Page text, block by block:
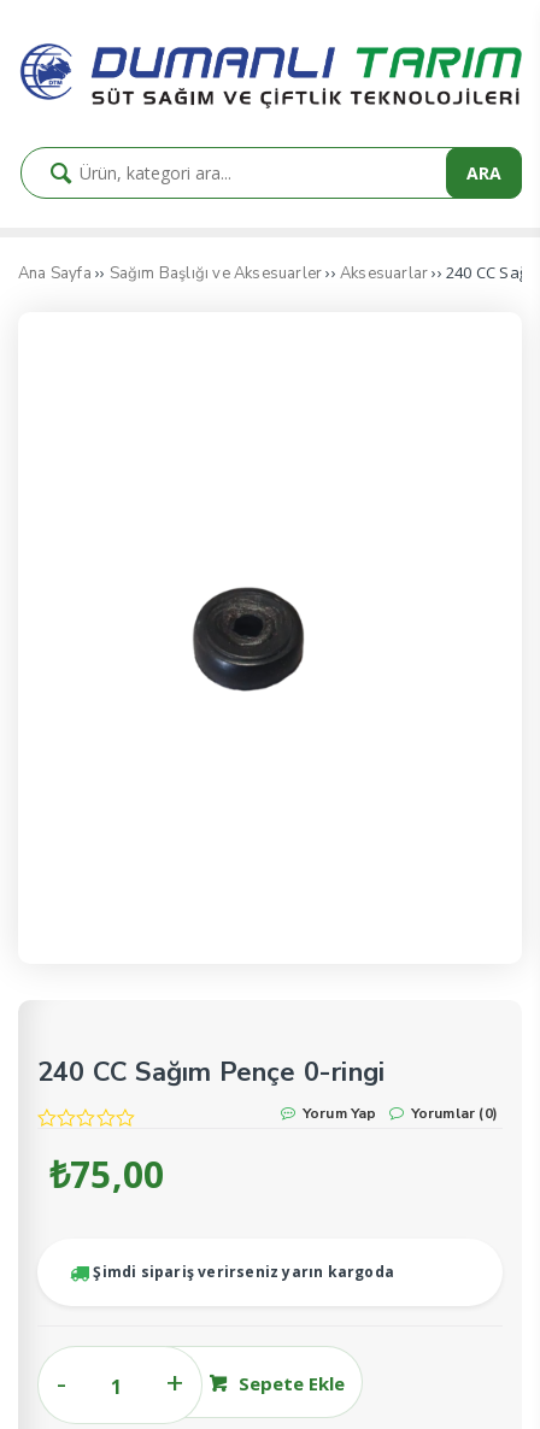
ARA
Ana Sayfa ›› Sağım Başlığı ve Aksesuarler››Aksesuarlar›› 240 CC
240 CC Sağım Pençe 0-ringi
Yorum Yap Yorumlar (0)
₺75,00
Şimdi sipariş verirseniz yarın kargoda
Sepete Ekle